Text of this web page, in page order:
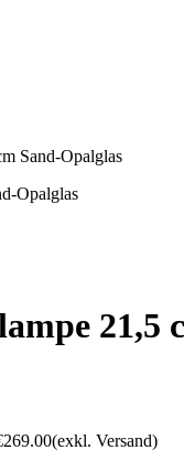
Sand-Opalglas
Opalglas
21,5
269.00(exkl. Versand)